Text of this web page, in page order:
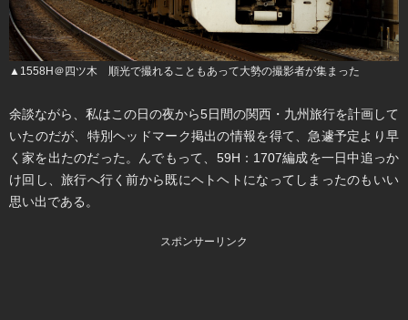
▲1558H＠四ツ木 順光で撮れることもあって大勢の撮影者が集まった
余談ながら、私はこの日の夜から5日間の関西・九州旅行を計画して
いたのだが、特別ヘッドマーク掲出の情報を得て、急遽予定より早
く家を出たのだった。んでもって、59H：1707編成を一日中追っか
け回し、旅行へ行く前から既にヘトヘトになってしまったのもいい
思い出である。
スポンサーリンク